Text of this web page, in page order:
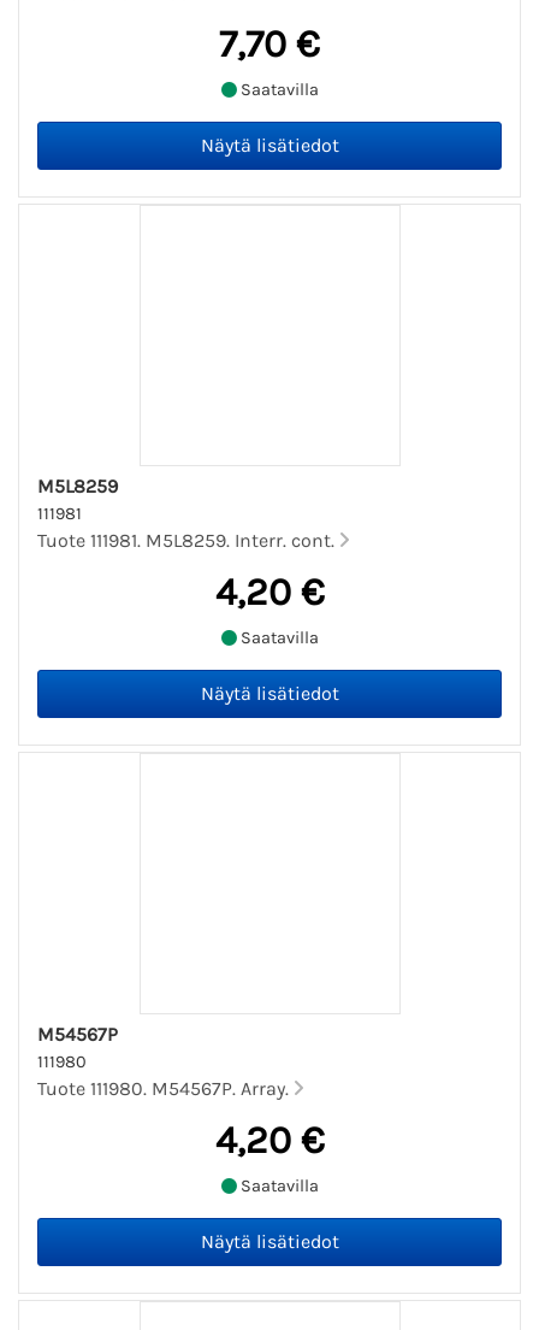
7,70 €
Saatavilla
M5L8259
111981
Tuote 111981. M5L8259. Interr. cont.
4,20 €
Saatavilla
M54567P
111980
Tuote 111980. M54567P. Array.
4,20 €
Saatavilla